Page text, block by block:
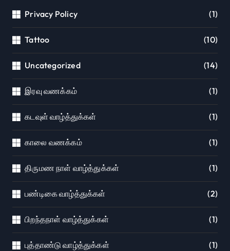
Privacy Policy (1)
Tattoo (10)
Uncategorized (14)
இரவு வணக்கம் (1)
கடவுள் வாழ்த்துக்கள் (1)
காலை வணக்கம் (1)
திருமண நாள் வாழ்த்துக்கள் (1)
பண்டிகை வாழ்த்துக்கள் (2)
பிறந்தநாள் வாழ்த்துக்கள் (1)
புத்தாண்டு வாழ்த்துக்கள் (1)